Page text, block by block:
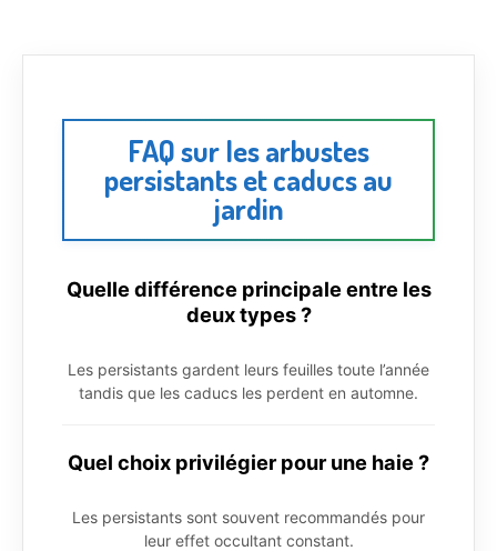
FAQ sur les arbustes
persistants et caducs au
jardin
Quelle différence principale entre les
deux types ?
Les persistants gardent leurs feuilles toute l’année
tandis que les caducs les perdent en automne.
Quel choix privilégier pour une haie ?
Les persistants sont souvent recommandés pour
leur effet occultant constant.